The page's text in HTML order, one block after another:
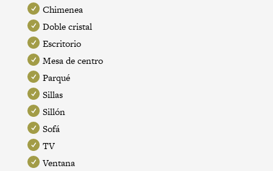
Chimenea
Doble cristal
Escritorio
Mesa de centro
Parqué
Sillas
Sillón
Sofá
TV
Ventana